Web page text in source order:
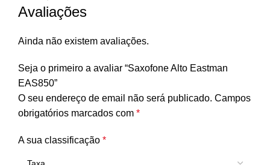
Avaliações
Ainda não existem avaliações.
Seja o primeiro a avaliar “Saxofone Alto Eastman
EAS850”
O seu endereço de email não será publicado. Campos
obrigatórios marcados com *
A sua classificação *